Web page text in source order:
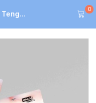
0